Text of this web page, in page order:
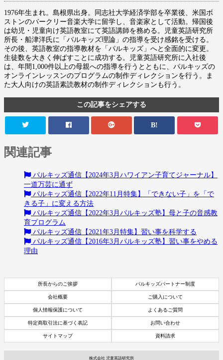
1976年生まれ。島根県出身。同志社大学経済学部を卒業後、米国ボ
ストンのバークリー音楽大学に留学し、音楽家として活動。帰国後
は幼児・児童向け英語教室にて英語講師を務める。児童英語研究所
所長・船津洋氏に「パルキッズ理論」の指導を受け感銘を受ける。
その後、英語教室の指導教材を「パルキッズ」へと全面的に変更。
生徒数を大きく伸ばすことに成功する。児童英語研究所に入社後
は、年間1,000件以上の母親への指導を行うとともに、パルキッズの
オンラインレッスンのプログラムの制作ディレクションを行う。ま
た大人向けの英語素読教材の制作ディレクションも行う。
この記事をシェアする
B!
関連記事
パルキッズ通信【2024年3月ハワイアン子育てジャーナル】
一道万芸に通ず
パルキッズ通信【2022年11月特集】「できない子」を「で
きる子」に変える方法
パルキッズ通信【2022年3月パルキッズ塾】母と子の音感教
育プログラム
パルキッズ通信【2021年3月特集】習い事を科学する
パルキッズ通信【2016年3月パルキッズ塾】習い事をやめる
理由
所長からのご挨拶 パルキッズパートナー制度
会社概要 ご購入について
個人情報保護について よくあるご質問
特定商取引法に基づく表記 お問い合わせ
サイトマップ 資料請求
株式会社 児童英語研究所